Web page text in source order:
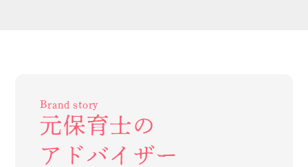
Brand story
元保育士の
アドバイザー